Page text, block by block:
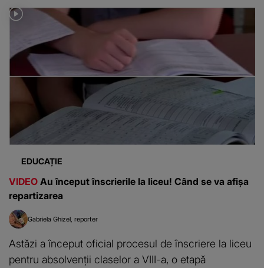
EDUCAȚIE
VIDEO Au început înscrierile la liceu! Când se va afișa
repartizarea
Gabriela Ghizel reporter
Astăzi a început oficial procesul de înscriere la liceu
pentru absolvenții claselor a VIII-a, o etapă